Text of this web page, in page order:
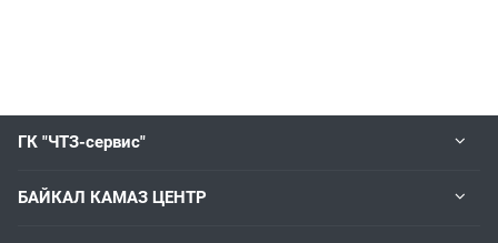
ГК "ЧТЗ-сервис"
БАЙКАЛ КАМАЗ ЦЕНТР